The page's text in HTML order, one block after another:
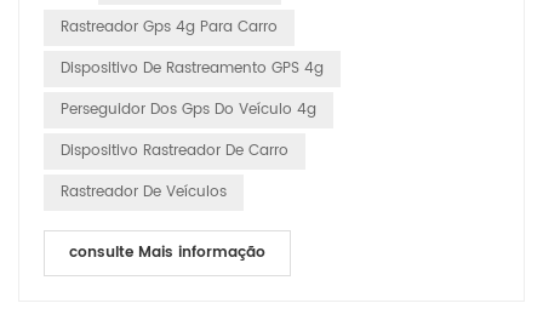
transmitem continuamente sinais que incluem sua
Recebend...
Rastreador Gps 4g Para Carro
Dispositivo De Rastreamento GPS 4g
Perseguidor Dos Gps Do Veículo 4g
Dispositivo Rastreador De Carro
Rastreador De Veículos
consulte Mais informação